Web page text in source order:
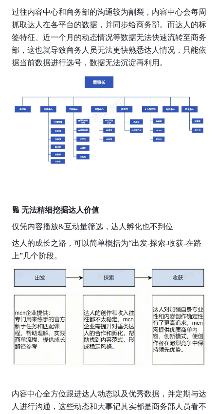
过往内容中心和商务部的沟通较为割裂，内容中心会每周
抓取达人在各平台的数据，并同步给商务部。而达人的标
签特征、近一个月的动态情况等数据无法快速流转至商务
部，这也就导致商务人员无法更快熟悉达人情况，只能依
据当前数据进行选号，数据无法沉淀再利用。
🔢 无法精细挖掘达人价值
仅凭内容播放&互动量筛选，达人孵化也不到位
达人的成长之路，可以简单概括为“出发-探索-收获-在路
上”几个阶段。
内容中心全方位跟进达人动态以及优秀数据，并定期与达
人进行沟通，这些动态和大事记其实都是商务部人员看不